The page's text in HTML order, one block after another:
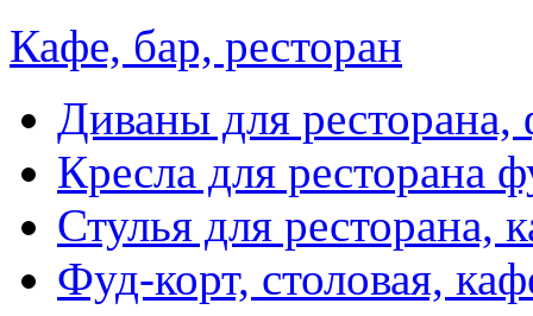
Кафе, бар, ресторан
Диваны для ресторана,
Кресла для ресторана
Стулья для ресторана,
Фуд-корт, столовая,